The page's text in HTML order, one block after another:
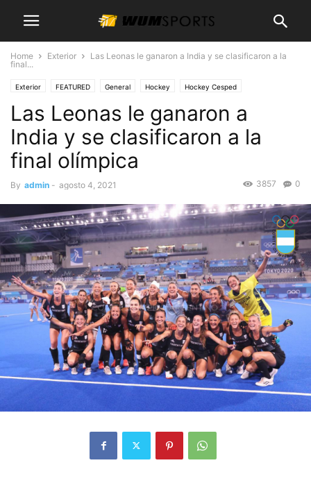
Home Exterior
Las Leonas le ganaron a India y se clasificaron a la
final...
Exterior FEATURED General Hockey Hockey Cesped
Motorsports
Las Leonas le ganaron a
India y se clasificaron a la
final olímpica
By admin - agosto 4, 2021 0
3857